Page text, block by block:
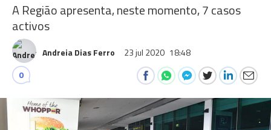
A Região apresenta, neste momento, 7 casos
activos
Andreia Dias Ferro 23 jul 2020 18:48
0